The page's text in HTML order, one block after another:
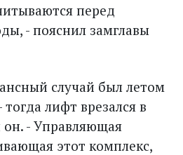
перед
- пояс­нил замглавы
случай был летом
лифт врезался в
- Управляющая
этот комплекс,